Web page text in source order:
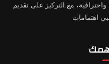
مع التركيز على تقديم
اهتمامات